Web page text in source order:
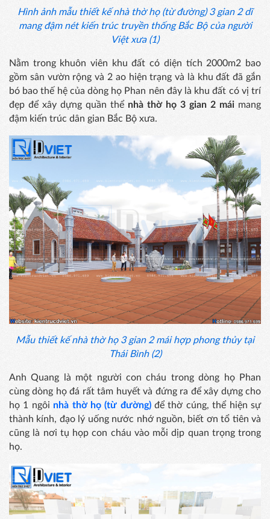
Hình ảnh mẫu thiết kế nhà thờ họ (từ đường) 3 gian 2 dĩ
mang đậm nét kiến trúc truyền thống Bắc Bộ của người
Việt xưa (1)
Nằm trong khuôn viên khu đất có diện tích 2000m2 bao
gồm sân vườn rộng và 2 ao hiện trạng và là khu đất đã gắn
bó bao thế hệ của dòng họ Phan nên đây là khu đất có vị trí
đẹp để xây dựng quần thể nhà thờ họ 3 gian 2 mái mang
đậm kiến trúc dân gian Bắc Bộ xưa.
Mẫu thiết kế nhà thờ họ 3 gian 2 mái hợp phong thủy tại
Thái Bình (2)
Anh Quang là một người con cháu trong dòng họ Phan
cùng dòng họ đá rất tâm huyết và đứng ra để xây dựng cho
họ 1 ngôi nhà thờ họ (từ đường)để thờ cúng, thể hiện sự
thành kính, đạo lý uống nước nhớ nguồn, biết ơn tổ tiên và
cũng là nơi tụ họp con cháu vào mỗi dịp quan trọng trong
họ.